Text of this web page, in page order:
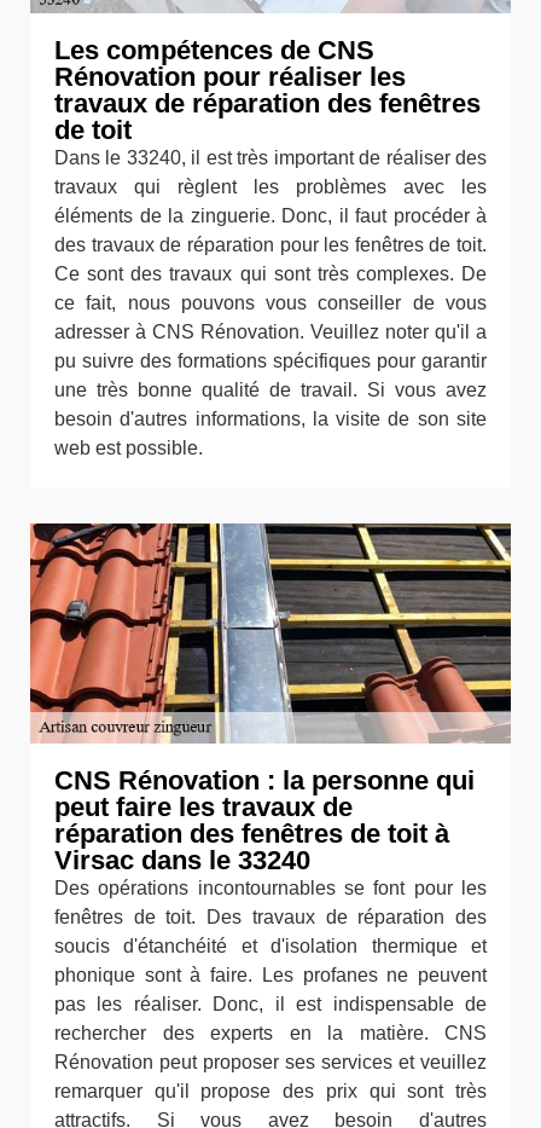
Les compétences de CNS
Rénovation pour réaliser les
travaux de réparation des fenêtres
de toit
Dans le 33240, il est très important de réaliser des
travaux qui règlent les problèmes avec les
éléments de la zinguerie. Donc, il faut procéder à
des travaux de réparation pour les fenêtres de toit.
Ce sont des travaux qui sont très complexes. De
ce fait, nous pouvons vous conseiller de vous
adresser à CNS Rénovation. Veuillez noter qu'il a
pu suivre des formations spécifiques pour garantir
une très bonne qualité de travail. Si vous avez
besoin d'autres informations, la visite de son site
web est possible.
CNS Rénovation : la personne qui
peut faire les travaux de
réparation des fenêtres de toit à
Virsac dans le 33240
Des opérations incontournables se font pour les
fenêtres de toit. Des travaux de réparation des
soucis d'étanchéité et d'isolation thermique et
phonique sont à faire. Les profanes ne peuvent
pas les réaliser. Donc, il est indispensable de
rechercher des experts en la matière. CNS
Rénovation peut proposer ses services et veuillez
remarquer qu'il propose des prix qui sont très
attractifs. Si vous avez besoin d'autres